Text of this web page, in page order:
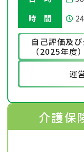
時 間
自己評価及
（2025年度）
運
介護保